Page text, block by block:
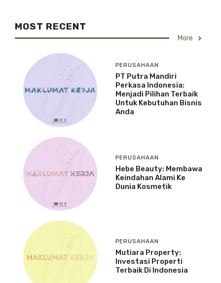
MOST RECENT
More
PERUSAHAAN
PT Putra Mandiri
Perkasa Indonesia:
Menjadi Pilihan Terbaik
Untuk Kebutuhan Bisnis
Anda
PERUSAHAAN
Hebe Beauty: Membawa
Keindahan Alami Ke
Dunia Kosmetik
PERUSAHAAN
Mutiara Property:
Investasi Properti
Terbaik Di Indonesia